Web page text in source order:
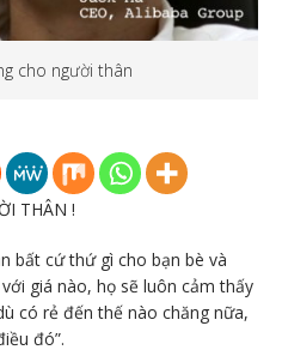
cho người thân
THÂN !
bất cứ thứ gì cho bạn bè và
giá nào, họ sẽ luôn cảm thấy
có rẻ đến thế nào chăng nữa,
đó”.